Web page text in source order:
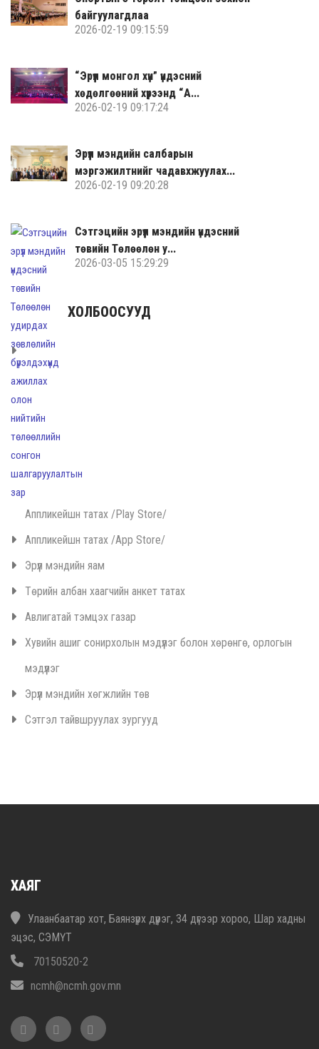
байгуулагдлаа
2026-02-19 09:15:59
“Эрүүл монгол хүн” үндэсний
хөдөлгөөний хүрээнд “А...
2026-02-19 09:17:24
Эрүүл мэндийн салбарын
мэргэжилтнийг чадавхжуулах...
2026-02-19 09:20:28
Сэтгэцийн эрүүл мэндийн үндэсний
төвийн Төлөөлөн у...
2026-03-05 15:29:29
ХОЛБООСУУД
Аппликейшн татах /Play Store/
Аппликейшн татах /App Store/
Эрүүл мэндийн яам
Төрийн албан хаагчийн анкет татах
Авлигатай тэмцэх газар
Хувийн ашиг сонирхолын мэдүүлэг болон хөрөнгө, орлогын
мэдүүлэг
Эрүүл мэндийн хөгжлийн төв
Сэтгэл тайвшруулах зургууд
ХАЯГ
Улаанбаатар хот, Баянзүрх дүүрэг, 34 дүгээр хороо, Шар хадны
эцэс, СЭМҮТ
70150520-2
ncmh@ncmh.gov.mn